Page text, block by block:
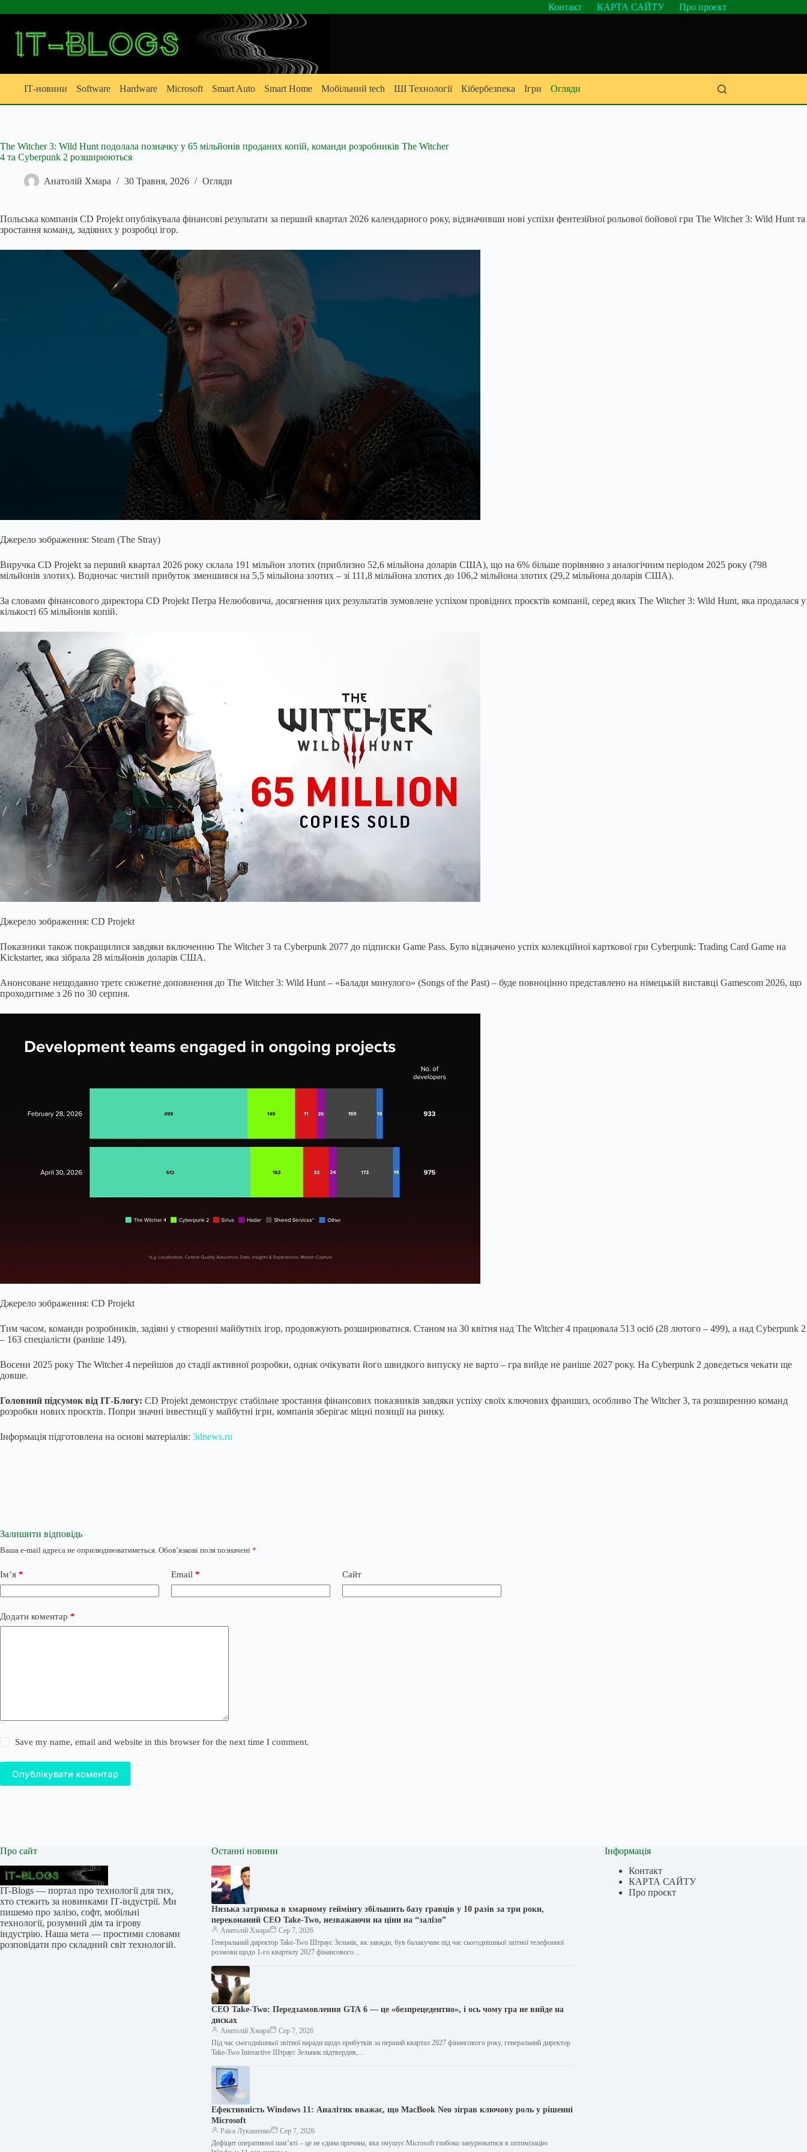
до
Контакт КАРТА САЙТУ Про проєкт
ІТ-новини Software Hardware Microsoft Smart Auto Smart Home Мобільний tech ШІ Технології Кібербезпека Ігри Огляди
The Witcher 3: Wild Hunt подолала позначку у 65 мільйонів проданих копій, команди розробників The Witcher
4 та Cyberpunk 2 розширюються
Анатолій Хмара 30 Травня, 2026 Огляди
Польська компанія CD Projekt опублікувала фінансові результати за перший квартал 2026 календарного року, відзначивши нові успіхи фентезійної рольової бойової гри The Witcher 3: Wild Hunt та
зростання команд, задіяних у розробці ігор.
Джерело зображення: Steam (The Stray)
Виручка CD Projekt за перший квартал 2026 року склала 191 мільйон злотих (приблизно 52,6 мільйона доларів США), що на 6% більше порівняно з аналогічним періодом 2025 року (798
мільйонів злотих). Водночас чистий прибуток зменшився на 5,5 мільйона злотих – зі 111,8 мільйона злотих до 106,2 мільйона злотих (29,2 мільйона доларів США).
За словами фінансового директора CD Projekt Петра Нелюбовича, досягнення цих результатів зумовлене успіхом провідних проєктів компанії, серед яких The Witcher 3: Wild Hunt, яка продалася у
кількості 65 мільйонів копій.
Джерело зображення: CD Projekt
Показники також покращилися завдяки включенню The Witcher 3 та Cyberpunk 2077 до підписки Game Pass. Було відзначено успіх колекційної карткової гри Cyberpunk: Trading Card Game на
Kickstarter, яка зібрала 28 мільйонів доларів США.
Анонсоване нещодавно третє сюжетне доповнення до The Witcher 3: Wild Hunt – «Балади минулого» (Songs of the Past) – буде повноцінно представлено на німецькій виставці Gamescom 2026, що
проходитиме з 26 по 30 серпня.
Джерело зображення: CD Projekt
Тим часом, команди розробників, задіяні у створенні майбутніх ігор, продовжують розширюватися. Станом на 30 квітня над The Witcher 4 працювала 513 осіб (28 лютого – 499), а над Cyberpunk 2
– 163 спеціалісти (раніше 149).
Восени 2025 року The Witcher 4 перейшов до стадії активної розробки, однак очікувати його швидкого випуску не варто – гра вийде не раніше 2027 року. На Cyberpunk 2 доведеться чекати ще
довше.
Головний підсумок від ІТ-Блогу: CD Projekt демонструє стабільне зростання фінансових показників завдяки успіху своїх ключових франшиз, особливо The Witcher 3, та розширенню команд
розробки нових проєктів. Попри значні інвестиції у майбутні ігри, компанія зберігає міцні позиції на ринку.
Інформація підготовлена на основі матеріалів: 3dnews.ru
Залишити відповідь
Ваша e-mail адреса не оприлюднюватиметься. Обов’язкові поля позначені *
Ім’я * Email * Сайт
Додати коментар *
Save my name, email and website in this browser for the next time I comment.
Опублікувати коментар
Про сайт
IT-Blogs — портал про технології для тих,
хто стежить за новинками ІТ-індустрії. Ми
пишемо про залізо, софт, мобільні
технології, розумний дім та ігрову
індустрію. Наша мета — простими словами
розповідати про складний світ технологій.
Останні новини
Низька затримка в хмарному геймінгу збільшить базу гравців у 10 разів за три роки,
переконаний CEO Take-Two, незважаючи на ціни на “залізо”
Анатолій Хмара
Сер 7, 2026
Генеральний директор Take-Two Штраус Зельнік, як завжди, був балакучим під час сьогоднішньої звітної телефонної
розмови щодо 1-го кварталу 2027 фінансового…
CEO Take-Two: Передзамовлення GTA 6 — це «безпрецедентно», і ось чому гра не вийде на
дисках
Анатолій Хмара
Сер 7, 2026
Під час сьогоднішньої звітної наради щодо прибутків за перший квартал 2027 фінансового року, генеральний директор
Take-Two Interactive Штраус Зельник підтвердив,…
Ефективність Windows 11: Аналітик вважає, що MacBook Neo зіграв ключову роль у рішенні
Microsoft
Раїса Лукашенко
Сер 7, 2026
Дефіцит оперативної пам’яті – це не єдина причина, яка змушує Microsoft глибоко занурюватися в оптимізацію
Інформація
Контакт
КАРТА САЙТУ
Про проєкт